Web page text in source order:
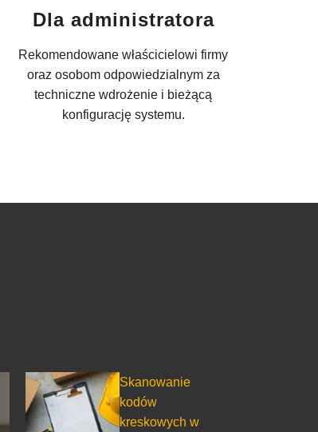
Dla administratora
Rekomendowane właścicielowi firmy
oraz osobom odpowiedzialnym za
techniczne wdrożenie i bieżącą
konfigurację systemu.
Skanowanie
kodów
kreskowych w